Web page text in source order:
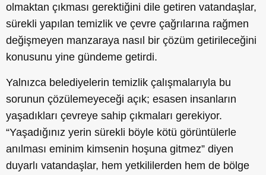
olmaktan çıkması gerektiğini dile getiren vatandaşlar,
sürekli yapılan temizlik ve çevre çağrılarına rağmen
değişmeyen manzaraya nasıl bir çözüm getirileceğini
konusunu yine gündeme getirdi.
Yalnızca belediyelerin temizlik çalışmalarıyla bu
sorunun çözülemeyeceği açık; esasen insanların
yaşadıkları çevreye sahip çıkmaları gerekiyor.
“Yaşadığınız yerin sürekli böyle kötü görüntülerle
anılması eminim kimsenin hoşuna gitmez” diyen
duyarlı vatandaşlar, hem yetkililerden hem de bölge